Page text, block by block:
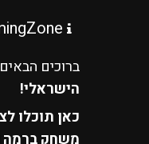
ברוכים
הישראלי!
כאן תוכלו
משחק ברמה